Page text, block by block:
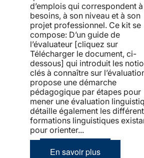
d’emplois qui correspondent
besoins, à son niveau et à son
projet professionnel. Ce kit se
compose: D’un guide de
l’évaluateur [cliquez sur
Télécharger le document, ci-
dessous] qui introduit les
clés à connaître sur
propose une démarche
pédagogique par étapes pour
mener une évaluation
détaille également les
formations linguistiques
pour orienter...
En savoir plus